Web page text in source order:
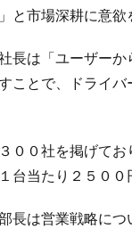
と市場深耕に意欲
長は「ユーザー
ことで、ドライ
００社を掲げて
台当たり２５０
長は営業戦略に